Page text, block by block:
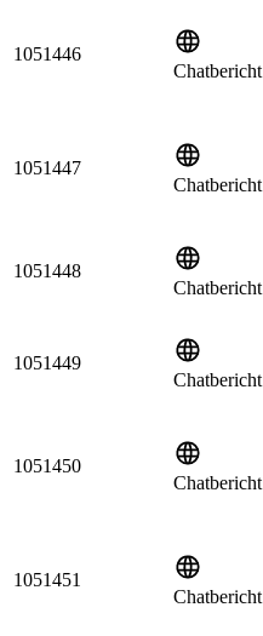
1051446
Chatbericht
1051447
Chatbericht
1051448
Chatbericht
1051449
Chatbericht
1051450
Chatbericht
1051451
Chatbericht